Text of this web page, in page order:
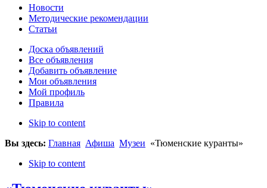
Новости
Методические рекомендации
Статьи
Доска объявлений
Все объявления
Добавить объявление
Мои объявления
Мой профиль
Правила
Skip to content
Вы здесь: Главная Афиша Музеи «Тюменские куранты»
Skip to content